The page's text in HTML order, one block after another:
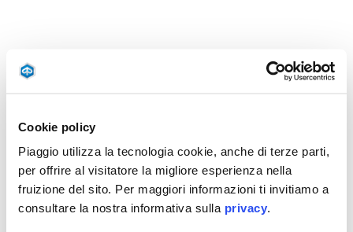
Cookie policy
Piaggio utilizza la tecnologia cookie, anche di terze parti,
per offrire al visitatore la migliore esperienza nella
fruizione del sito. Per maggiori informazioni ti invitiamo a
consultare la nostra informativa sulla privacy.